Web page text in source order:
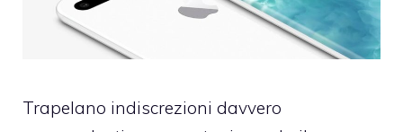
Trapelano indiscrezioni davvero